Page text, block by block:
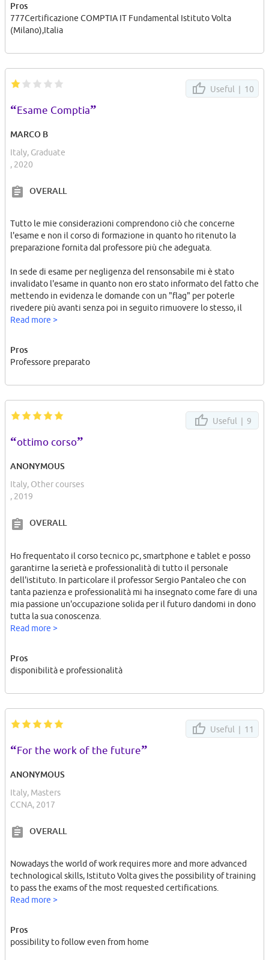
Pros
777Certificazione COMPTIA IT Fundamental Istituto Volta
(Milano),Italia
Useful | 10
“Esame Comptia”
MARCO B
Italy, Graduate
, 2020
OVERALL
Tutto le mie considerazioni comprendono ciò che concerne
l'esame e non il corso di formazione in quanto ho ritenuto la
preparazione fornita dal professore più che adeguata.
In sede di esame per negligenza del rensonsabile mi è stato
invalidato l'esame in quanto non ero stato informato del fatto che
mettendo in evidenza le domande con un "flag" per poterle
rivedere più avanti senza poi in seguito rimuovere lo stesso, il
computer avrebbe calcolato la domanda come errata, nel turno
l'esito delle domande sul computer, forse cosciente dell'errore
commesso duranto il mio esame, ciò che mi aveva fatto storcere il
dall'esaminatore stesso che l'esame presente due diverse file per
la scelta delle domande in quanto non vengono scelte
casualmente un'ordine di domande, ma due file differenti, infatti
nell'esame era completamente estranee dal simulatore fornitomi
poter svolgere l'esame ho appreso dalla segreteria che bisogna
pagare una somma di 315 euro, anche se ciò andava in conflitto
essere gratuito, invece era gratuita solo partecipare di nuovo alle
nuovo l'esame, per i fatti appena elencati sconsiglio vivamente di
sostenere esami con l'Istituto Volta.
Read more >
Pros
Professore preparato
Useful | 9
“ottimo corso”
ANONYMOUS
Italy, Other courses
, 2019
OVERALL
Ho frequentato il corso tecnico pc, smartphone e tablet e posso
garantirne la serietà e professionalità di tutto il personale
dell'istituto. In particolare il professor Sergio Pantaleo che con
tanta pazienza e professionalità mi ha insegnato come fare di una
mia passione un'occupazione solida per il futuro dandomi in dono
tutta la sua conoscenza.
Read more >
Pros
disponibilità e professionalità
Useful | 11
“For the work of the future”
ANONYMOUS
Italy, Masters
CCNA, 2017
OVERALL
Nowadays the world of work requires more and more advanced
technological skills, Istituto Volta gives the possibility of training
to pass the exams of the most requested certifications.
Read more >
Pros
possibility to follow even from home